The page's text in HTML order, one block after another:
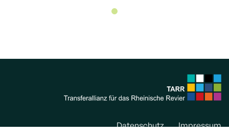
Datenschutz Impressum